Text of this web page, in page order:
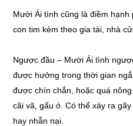
Mười Ái tình cũng là điềm
con tim kèm theo gia tài, nhà
Ngược đầu – Mười Ái tình
được hưởng trong thời gian
được chín chắn, hoặc quá
cãi vã, gấu ó. Có thể xảy ra
hay nhẫn nại.